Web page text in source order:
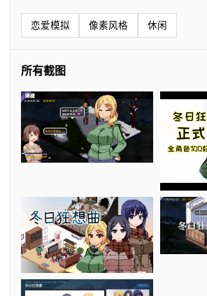
恋爱模拟 像素风格 休闲
所有截图